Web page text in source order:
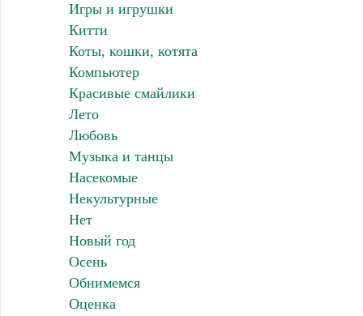
Игры и игрушки
Китти
Коты, кошки, котята
Компьютер
Красивые смайлики
Лето
Любовь
Музыка и танцы
Насекомые
Некультурные
Нет
Новый год
Осень
Обнимемся
Оценка